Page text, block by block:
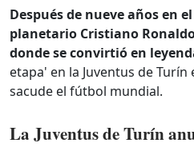
Después de nueve años en
planetario Cristiano
donde se convirtió en
etapa' en la Juventus de
sacude el fútbol mundial.
La Juventus de Turín